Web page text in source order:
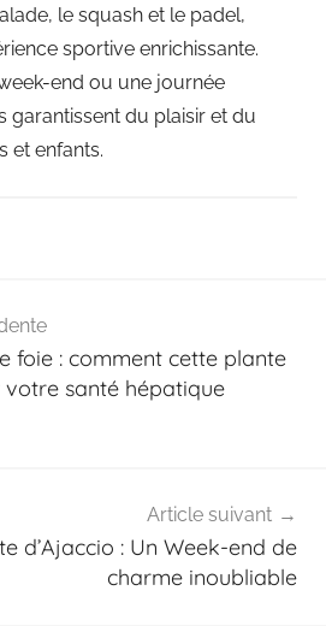
le squash et le padel,
sportive enrichissante.
end ou une journée
garantissent du plaisir et du
et enfants.
foie : comment cette plante
santé hépatique
Article suivant
d’Ajaccio : Un Week-end de
charme inoubliable